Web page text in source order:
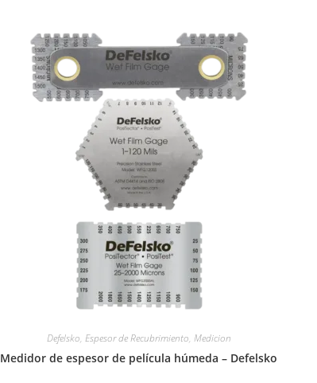
Defelsko, Espesor de Recubrimiento, Medicion
Medidor de espesor de película húmeda – Defelsko